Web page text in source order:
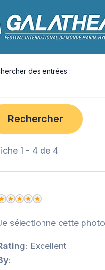
des entrées :
1 - 4 de 4
(5 sur 5 étoiles)
sélectionne cette photo
: Excellent
: